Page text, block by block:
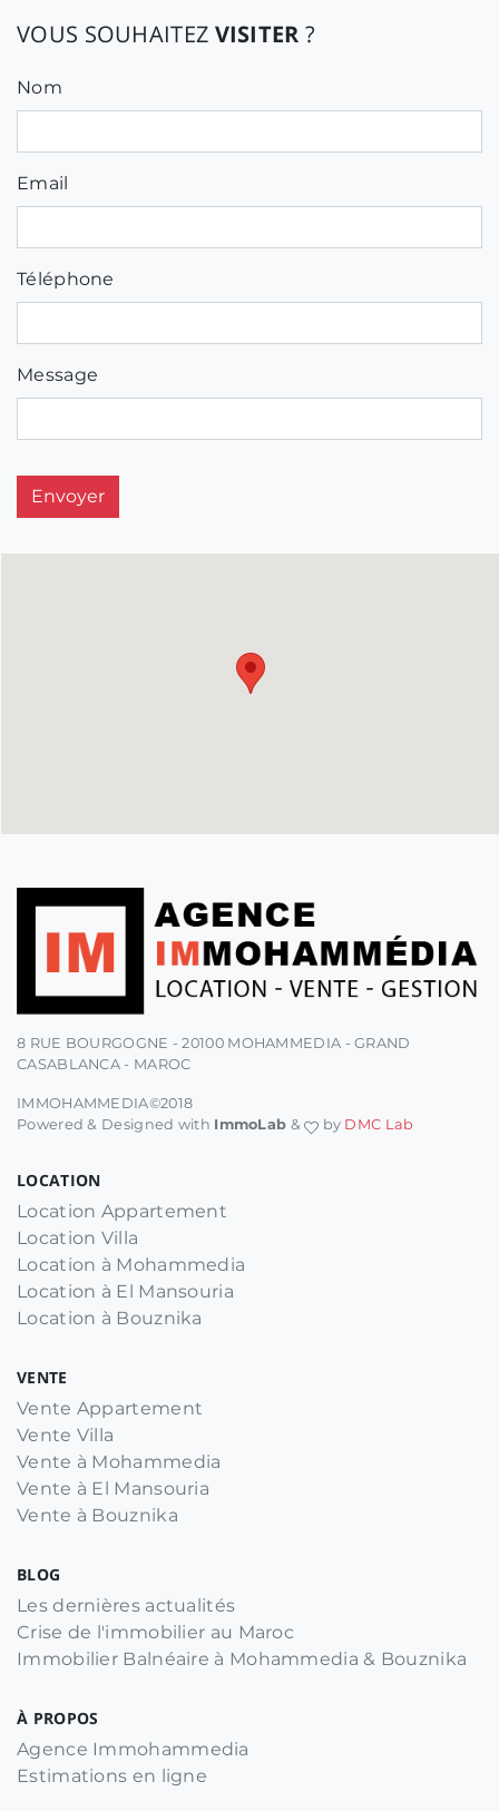
VOUS SOUHAITEZ VISITER ?
Nom
Email
Téléphone
Message
Envoyer
8 RUE BOURGOGNE - 20100 MOHAMMEDIA - GRAND
CASABLANCA - MAROC
IMMOHAMMEDIA©2018
Powered & Designed with ImmoLab & by DMC Lab
LOCATION
Location Appartement
Location Villa
Location à Mohammedia
Location à El Mansouria
Location à Bouznika
VENTE
Vente Appartement
Vente Villa
Vente à Mohammedia
Vente à El Mansouria
Vente à Bouznika
BLOG
Les dernières actualités
Crise de l'immobilier au Maroc
Immobilier Balnéaire à Mohammedia & Bouznika
À PROPOS
Agence Immohammedia
Estimations en ligne